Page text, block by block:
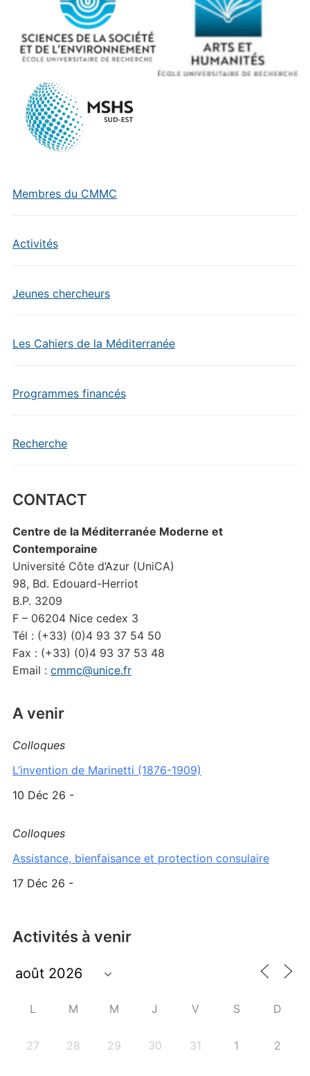
Membres du CMMC
Activités
Jeunes chercheurs
Les Cahiers de la Méditerranée
Programmes financés
Recherche
CONTACT
Centre de la Méditerranée Moderne et
Contemporaine
Université Côte d’Azur (UniCA)
98, Bd. Edouard-Herriot
B.P. 3209
F – 06204 Nice cedex 3
Tél : (+33) (0)4 93 37 54 50
Fax : (+33) (0)4 93 37 53 48
Email : cmmc@unice.fr
A venir
Colloques
L’invention de Marinetti (1876-1909)
10 Déc 26 -
Colloques
Assistance, bienfaisance et protection consulaire
17 Déc 26 -
Activités à venir
L M M J V S D
27 28 29 30 31 1 2